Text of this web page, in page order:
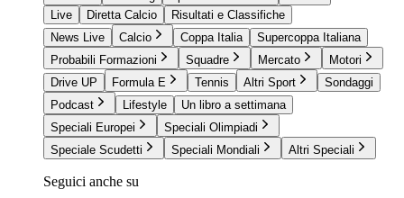
Live
Diretta Calcio
Risultati e Classifiche
News Live
Calcio Coppa Italia
Supercoppa Italiana
Probabili Formazioni
Squadre Mercato
Motori
Drive UP
Formula E Tennis Altri Sport
Sondaggi
Podcast
Lifestyle
Un libro a settimana
Speciali Europei
Speciali Olimpiadi
Speciale Scudetti
Speciali Mondiali Altri Speciali
Seguici anche su